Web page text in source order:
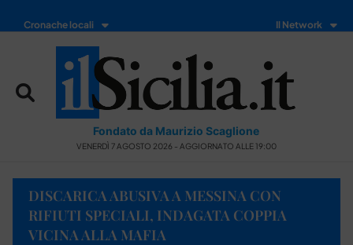
Cronache locali Il Network
Fondato da Maurizio Scaglione
VENERDÌ 7 AGOSTO 2026 - AGGIORNATO ALLE 19:00
DISCARICA ABUSIVA A MESSINA CON
RIFIUTI SPECIALI, INDAGATA COPPIA
VICINA ALLA MAFIA